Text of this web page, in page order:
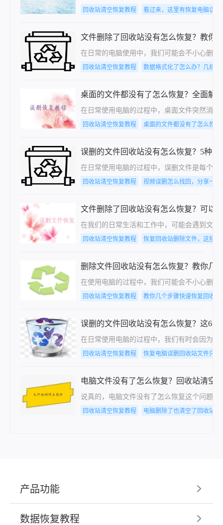
回收站清空恢复教程 看过来，这里有恢复电脑误
文件删除了回收站没有怎么恢复？教你
在日常的电脑使用中，我们可能会不小心删
回收站清空恢复教程 数据格式化了怎么办？几招轻
桌面的文件都没有了怎么恢复？全面解
在日常使用电脑的过程中，桌面文件突然消
回收站清空恢复教程 桌面的文件都没有了怎么恢复
误删的文件回收站没有怎么恢复？5种方
在日常使用电脑的过程中，误删文件是每个
回收站清空恢复教程 视频误删怎么找回，分享一种
文件删除了回收站没有怎么恢复？可以
在我们的日常生活和工作中，可能会遇到文
回收站清空恢复教程 恢复回收站删除文件，这些方
删除文件回收站没有怎么恢复？教你几
在使用电脑的过程中，我们可能会不小心删
回收站清空恢复教程 教你几个步骤快速恢复回收站
误删的文件回收站没有怎么恢复？这6
在日常使用电脑的过程中，我们有时会因为
回收站清空恢复教程 恢复电脑误删回收站文件只要
电脑文件没有了怎么恢复？回收站清空
说真的，电脑文件没有了怎么恢复这个问题
回收站清空恢复教程 电脑删除了也清空了回收站怎
产品功能
数据恢复教程